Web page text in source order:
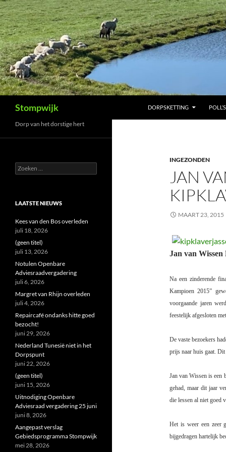
Ga
naar
de
inhoud
Stompwijk DORPSKETTING POLL’S
INGEZONDEN
JAN
MAART 23, 2015
Jan van
Na een zinderende
Kampioen 2015”
voorgaande jaren
feestelijk afgesloten
De vaste bezoekers
prijs naar huis gaat. Dit
Jan van Wissen is een
gehad, maar dit jaar
die lessen al niet goed
Het is weer een zeer
bijgedragen hartelijk
Dorp van het dorstige hert
Zoeken
naar:
LAATSTE NIEUWS
Kees van den Bos overleden
juli 18, 2026
(geen titel)
juli 13, 2026
Notulen Openbare
Adviesraadvergadering
juli 6, 2026
Margret van Rhijn overleden
juli 4, 2026
Repaircafé ondanks hitte goed
bezocht!
juni 29, 2026
Nederland Tunesië niet in het
Dorpspunt
juni 22, 2026
(geen titel)
juni 15, 2026
Uitnodiging Openbare
Adviesraad vergadering 25 juni
juni 8, 2026
Aangepast verslag
Gebiedsprogramma Stompwijk
mei 28, 2026